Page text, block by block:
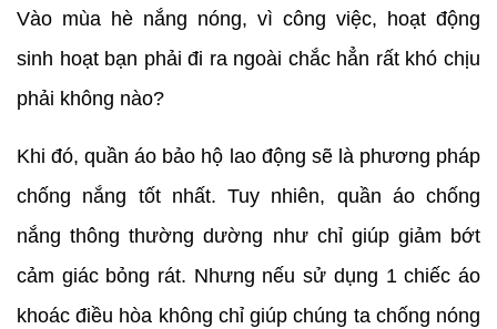
Vào mùa hè nắng nóng, vì công việc, hoạt động
sinh hoạt bạn phải đi ra ngoài chắc hẳn rất khó chịu
phải không nào?
Khi đó, quần áo bảo hộ lao động sẽ là phương pháp
chống nắng tốt nhất. Tuy nhiên, quần áo chống
nắng thông thường dường như chỉ giúp giảm bớt
cảm giác bỏng rát. Nhưng nếu sử dụng 1 chiếc áo
khoác điều hòa không chỉ giúp chúng ta chống nóng